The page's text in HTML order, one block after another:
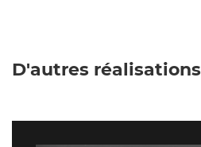
D'autres réalisations